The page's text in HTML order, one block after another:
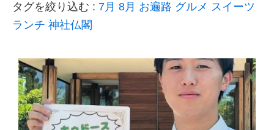
タグを絞り込む : 7月 8月 お遍路 グルメ スイーツ
ランチ 神社仏閣